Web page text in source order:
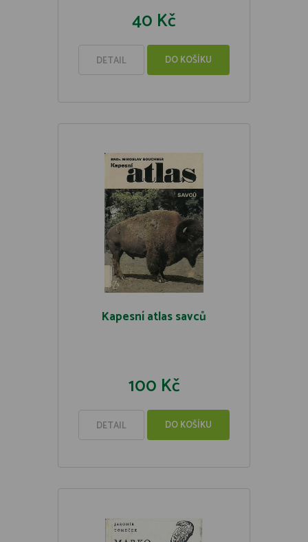
40 Kč
DETAIL DO KOŠÍKU
Kapesní atlas savců
100 Kč
DETAIL DO KOŠÍKU